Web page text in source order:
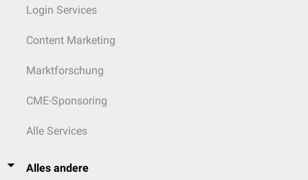
Login Services
Content Marketing
Marktforschung
CME-Sponsoring
Alle Services
Alles andere